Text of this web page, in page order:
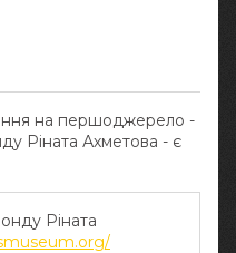
на першоджерело -
Ріната Ахметова - є
Ріната